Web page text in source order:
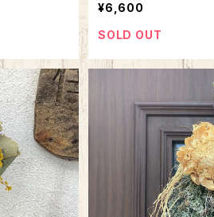
¥6,600
SOLD OUT